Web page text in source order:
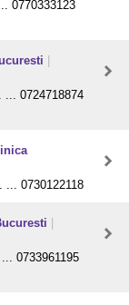
0770333123
... 0724718874
... 0730122118
0733961195